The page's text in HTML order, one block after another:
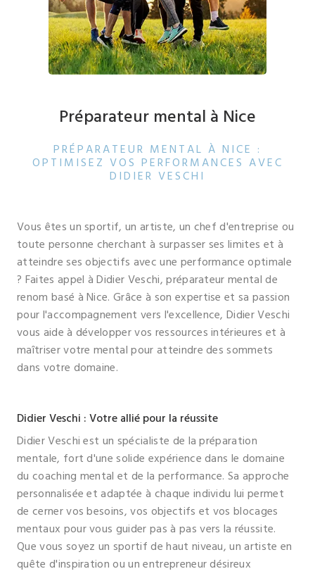
Préparateur mental à Nice
PRÉPARATEUR MENTAL À NICE :
OPTIMISEZ VOS PERFORMANCES AVEC
DIDIER VESCHI
Vous êtes un sportif, un artiste, un chef d'entreprise ou
toute personne cherchant à surpasser ses limites et à
atteindre ses objectifs avec une performance optimale
? Faites appel à Didier Veschi, préparateur mental de
renom basé à Nice. Grâce à son expertise et sa passion
pour l'accompagnement vers l'excellence, Didier Veschi
vous aide à développer vos ressources intérieures et à
maîtriser votre mental pour atteindre des sommets
dans votre domaine.
Didier Veschi : Votre allié pour la réussite
Didier Veschi est un spécialiste de la préparation
mentale, fort d'une solide expérience dans le domaine
du coaching mental et de la performance. Sa approche
personnalisée et adaptée à chaque individu lui permet
de cerner vos besoins, vos objectifs et vos blocages
mentaux pour vous guider pas à pas vers la réussite.
Que vous soyez un sportif de haut niveau, un artiste en
quête d'inspiration ou un entrepreneur désireux